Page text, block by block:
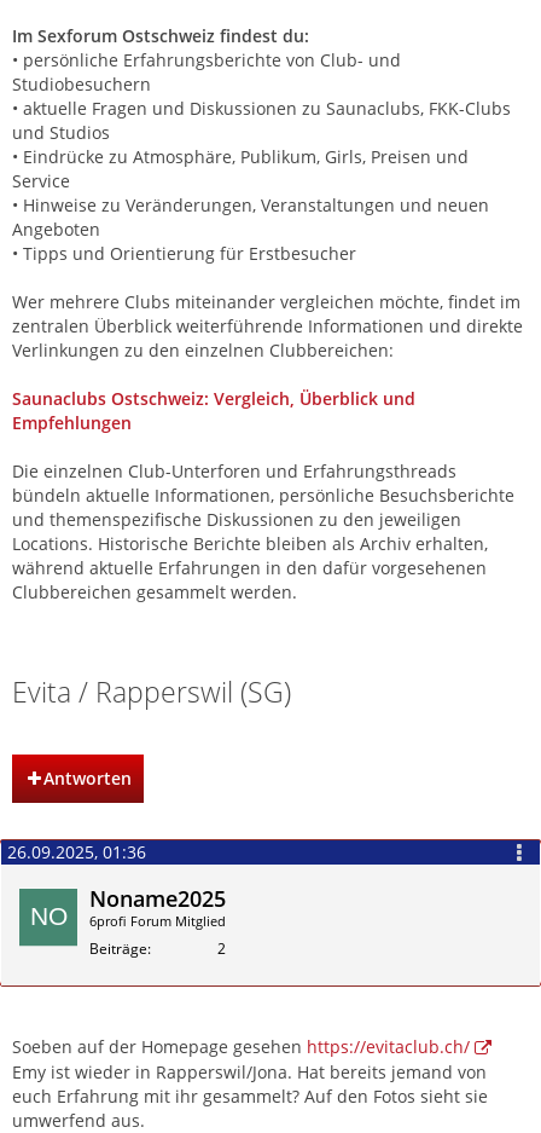
Im Sexforum Ostschweiz findest du:
• persönliche Erfahrungsberichte von Club- und
Studiobesuchern
• aktuelle Fragen und Diskussionen zu Saunaclubs, FKK-Clubs
und Studios
• Eindrücke zu Atmosphäre, Publikum, Girls, Preisen und
Service
• Hinweise zu Veränderungen, Veranstaltungen und neuen
Angeboten
• Tipps und Orientierung für Erstbesucher
Wer mehrere Clubs miteinander vergleichen möchte, findet im
zentralen Überblick weiterführende Informationen und direkte
Verlinkungen zu den einzelnen Clubbereichen:
Saunaclubs Ostschweiz: Vergleich, Überblick und
Empfehlungen
Die einzelnen Club-Unterforen und Erfahrungsthreads
bündeln aktuelle Informationen, persönliche Besuchsberichte
und themenspezifische Diskussionen zu den jeweiligen
Locations. Historische Berichte bleiben als Archiv erhalten,
während aktuelle Erfahrungen in den dafür vorgesehenen
Clubbereichen gesammelt werden.
Evita / Rapperswil (SG)
Antworten
26.09.2025, 01:36
Noname2025
6profi Forum Mitglied
Beiträge 2
Soeben auf der Homepage gesehen https://evitaclub.ch/
Emy ist wieder in Rapperswil/Jona. Hat bereits jemand von
euch Erfahrung mit ihr gesammelt? Auf den Fotos sieht sie
umwerfend aus.
Zitieren